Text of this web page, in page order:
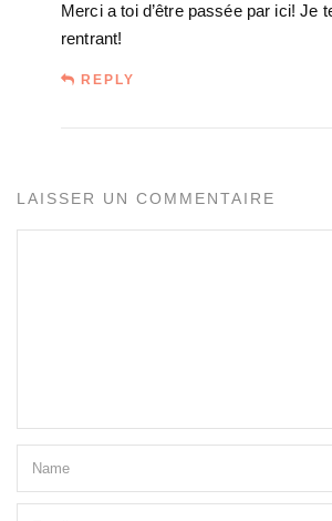
Merci a toi d’être passée par ici! Je
rentrant!
REPLY
LAISSER UN COMMENTAIRE